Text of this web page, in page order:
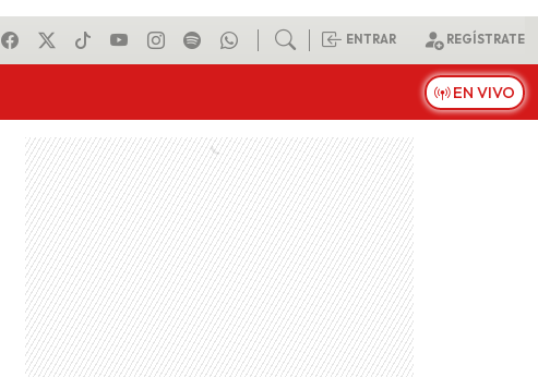
ENTRAR REGÍSTRATE
EN VIVO